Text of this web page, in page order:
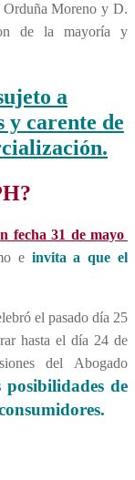
Orduña Moreno y D.
de la mayoría y
a
y carente de
fecha 31 de mayo
e invita a que el
el pasado día 25
hasta el día 24 de
del Abogado
posibilidades de